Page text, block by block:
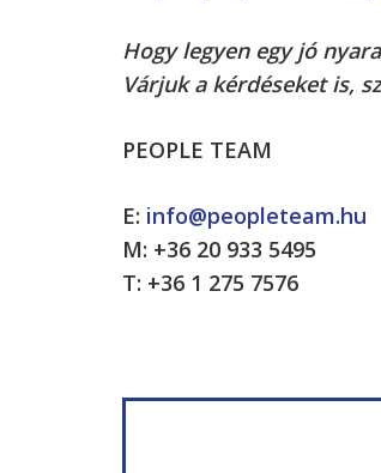
Hogy legyen egy jó
Várjuk a kérdéseket is,
PEOPLE TEAM
E: info@peopleteam.hu
M: +36 20 933 5495
T: +36 1 275 7576